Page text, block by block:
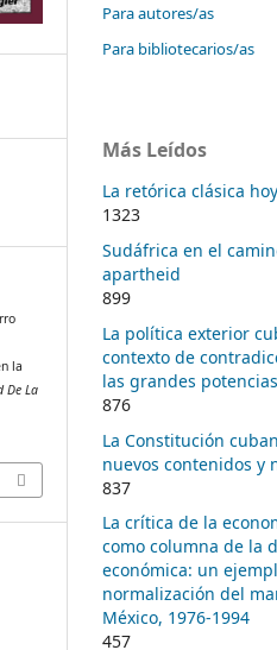
la
De La
Para autores/as
Para bibliotecarios/as
Más Leídos
La retórica clásica hoy
1323
Sudáfrica en el
apartheid
899
La política exterior
contexto de
las grandes potencias
876
La Constitución
nuevos contenidos y
837
La crítica de la
como columna de la
económica: un
normalización del
México, 1976-1994
457